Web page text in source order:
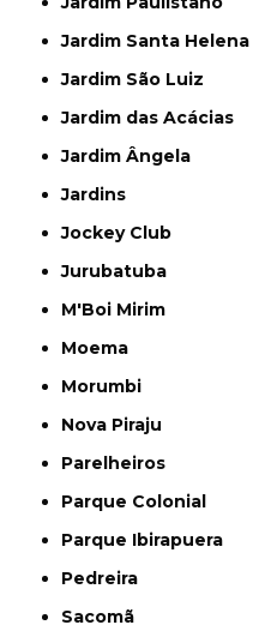
Jardim Santa Helena
Jardim São Luiz
Jardim das Acácias
Jardim Ângela
Jardins
Jockey Club
Jurubatuba
M'Boi Mirim
Moema
Morumbi
Nova Piraju
Parelheiros
Parque Colonial
Parque Ibirapuera
Pedreira
Sacomã